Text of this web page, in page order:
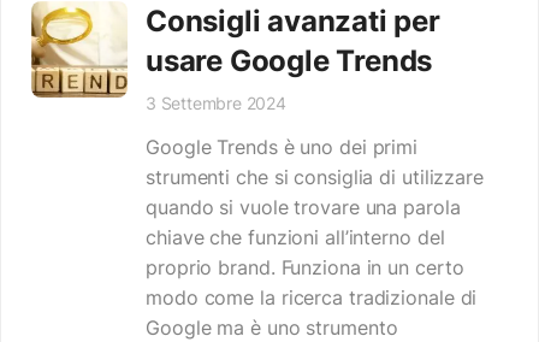
Consigli avanzati per
usare Google Trends
3 Settembre 2024
Google Trends è uno dei primi
strumenti che si consiglia di utilizzare
quando si vuole trovare una parola
chiave che funzioni all’interno del
proprio brand. Funziona in un certo
modo come la ricerca tradizionale di
Google ma è uno strumento